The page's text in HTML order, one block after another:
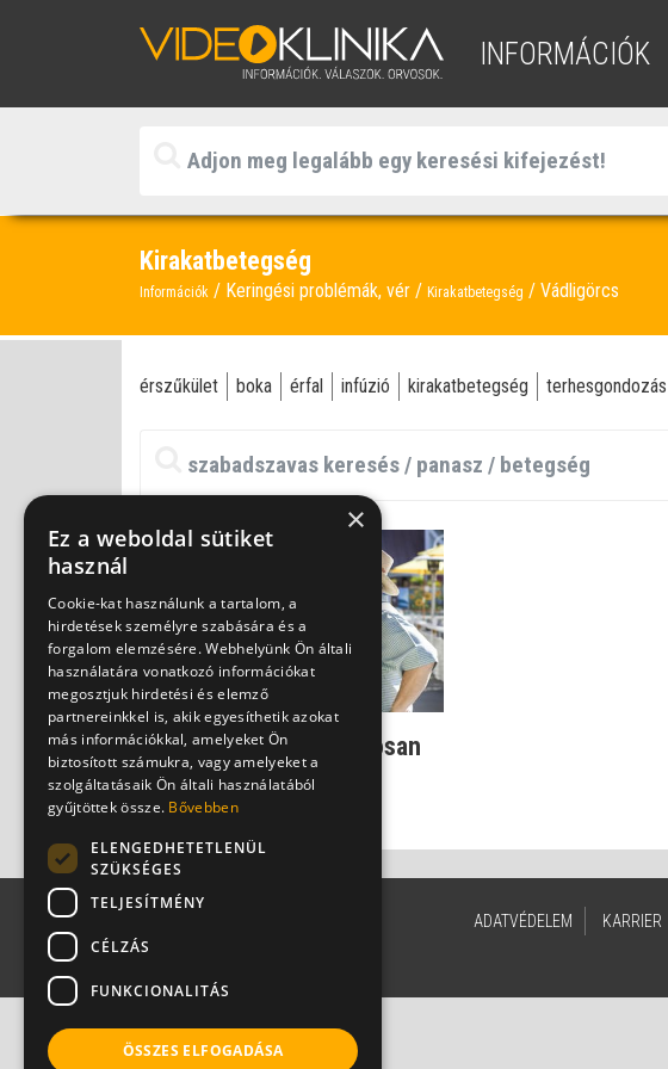
INFORMÁCIÓK
Kirakatbetegség
Információk Keringési problémák, vér Kirakatbetegség Vádligörcs
érszűkület boka érfal infúzió kirakatbetegség terhesgondozás
Kirakatbetegség: pontosan
mi is ez, és mit jelez?
Dr. Oroszi Tamás
ADATVÉDELEM KARRIER
×
Ez a weboldal sütiket
használ
Cookie-kat használunk a tartalom, a
hirdetések személyre szabására és a
forgalom elemzésére. Webhelyünk Ön általi
használatára vonatkozó információkat
megosztjuk hirdetési és elemző
partnereinkkel is, akik egyesíthetik azokat
más információkkal, amelyeket Ön
biztosított számukra, vagy amelyeket a
szolgáltatásaik Ön általi használatából
gyűjtöttek össze. Bővebben
ELENGEDHETETLENÜL
SZÜKSÉGES
TELJESÍTMÉNY
CÉLZÁS
FUNKCIONALITÁS
ÖSSZES ELFOGADÁSA